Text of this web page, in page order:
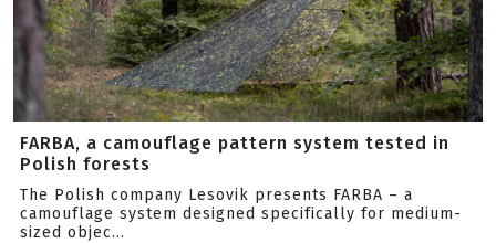
FARBA, a camouflage pattern system tested in
Polish forests
The Polish company Lesovik presents FARBA – a
camouflage system designed specifically for medium-
sized objec...